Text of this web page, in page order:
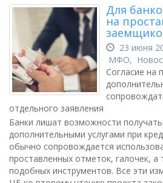
Для
на
23 июня
МФО,
Согласие на
отдельного заявления
Банки лишат возможности
дополнительными услугами при
обычно сопровождается
проставленных отметок, галочек, а
подобных инструментов. Все эти